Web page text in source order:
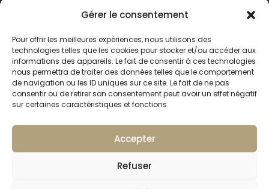
Gérer le consentement
Pour offrir les meilleures expériences, nous utilisons des
technologies telles que les cookies pour stocker et/ou accéder aux
informations des appareils. Le fait de consentir à ces technologies
nous permettra de traiter des données telles que le comportement
de navigation ou les ID uniques sur ce site. Le fait de ne pas
consentir ou de retirer son consentement peut avoir un effet négatif
sur certaines caractéristiques et fonctions.
Accepter
Refuser
3 rue de la Résistance 42000 Saint-Etienne -
France
contact@lexluxavocats.com
Notre Page Google My Business